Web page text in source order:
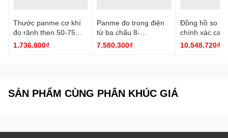
Thước panme cơ khí
đo rãnh then 50-75
mm 3233-75A Insize
1.736.800₫
Panme đo trong điện
tử ba chấu 8-
10mm/0.31-0.39''
7.580.300₫
Đồng hồ so
chính xác cao
0.001mm
10.548.720₫
SẢN PHẨM CÙNG PHÂN KHÚC GIÁ